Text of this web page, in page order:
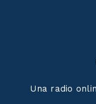
Una radio